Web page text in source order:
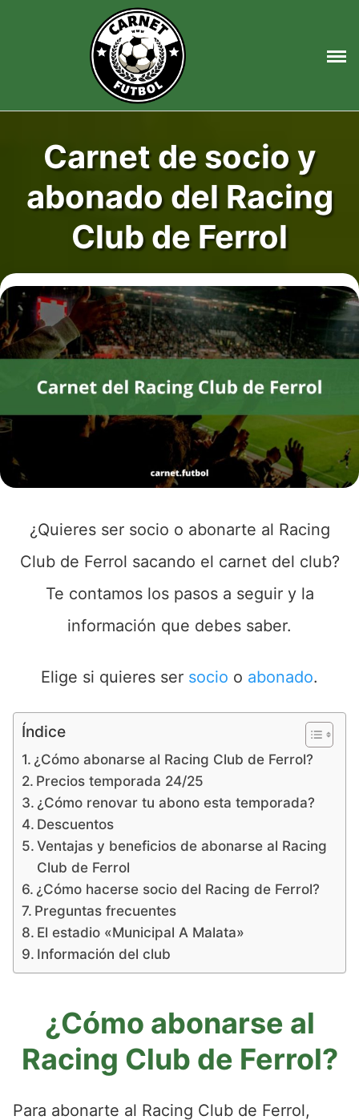
Carnet de socio y
abonado del Racing
Club de Ferrol
¿Quieres ser socio o abonarte al Racing
Club de Ferrol sacando el carnet del club?
Te contamos los pasos a seguir y la
información que debes saber.
Elige si quieres ser socio o abonado.
Índice
¿Cómo abonarse al Racing Club de Ferrol?
Precios temporada 24/25
¿Cómo renovar tu abono esta temporada?
Descuentos
Ventajas y beneficios de abonarse al Racing
Club de Ferrol
¿Cómo hacerse socio del Racing de Ferrol?
Preguntas frecuentes
El estadio «Municipal A Malata»
Información del club
¿Cómo abonarse al
Racing Club de Ferrol?
Para abonarte al Racing Club de Ferrol,